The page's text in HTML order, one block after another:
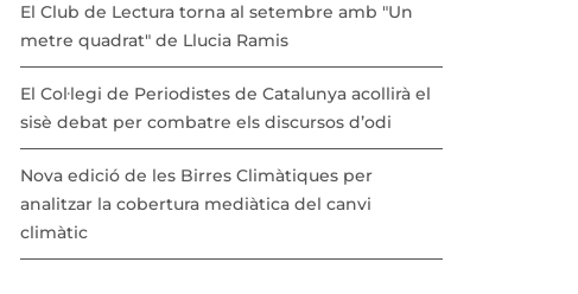
Imatge
El Club de Lectura torna al setembre amb "Un
metre quadrat" de Llucia Ramis
El Col·legi de Periodistes de Catalunya acollirà el
sisè debat per combatre els discursos d’odi
Nova edició de les Birres Climàtiques per
analitzar la cobertura mediàtica del canvi
climàtic